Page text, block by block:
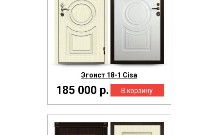
Эгоист 18-1 Cisa
185 000 р.